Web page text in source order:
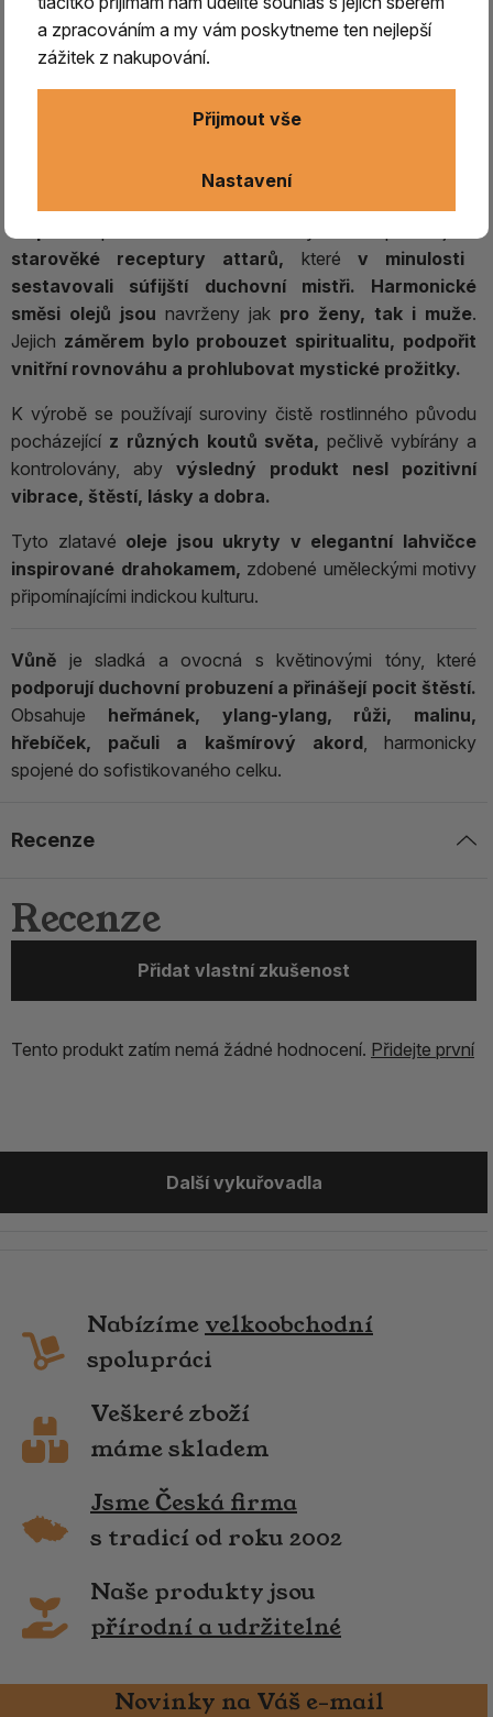
praktikáchjiž tisíce let.
způsobem, jemnou destilací z květin, bylin, vzácných
starověké receptury attarů, které v minulosti
sestavovali súfijští duchovní mistři.
Harmonické
směsi olejů jsou navrženy jak pro ženy, tak i muže.
Jejich záměrem bylo probouzet spiritualitu, podpořit
vnitřní rovnováhu a prohlubovat mystické prožitky.
K výrobě se používají suroviny čistě rostlinného původu
pocházející z různých koutů světa, pečlivě vybírány a
kontrolovány, aby výsledný produkt nesl pozitivní
vibrace, štěstí, lásky a dobra.
Tyto zlatavé oleje jsou ukryty v elegantní lahvičce
inspirované drahokamem, zdobené uměleckými motivy
připomínajícími indickou kulturu.
Vůně je sladká a ovocná s květinovými tóny, které
podporují duchovní probuzení a přinášejí pocit štěstí.
Obsahuje heřmánek, ylang-ylang, růži, malinu,
hřebíček, pačuli a kašmírový akord, harmonicky
spojené do sofistikovaného celku.
Recenze
Recenze
Přidat vlastní zkušenost
Tento produkt zatím nemá žádné hodnocení. Přidejte první
Další vykuřovadla
Nabízíme velkoobchodní
spolupráci
Veškeré zboží
máme skladem
Jsme Česká firma
s tradicí od roku 2002
Naše produkty jsou
přírodní a udržitelné
Novinky na Váš e-mail
a zpracováním a my vám poskytneme ten nejlepší
zážitek z nakupování.
Nastavení
Přijmout vše